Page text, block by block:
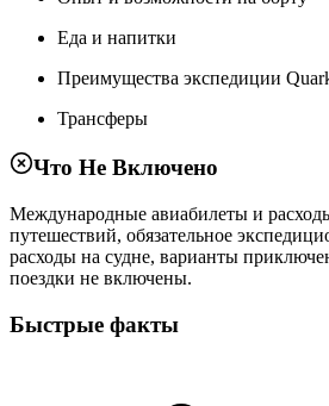
Еда и напитки
Преимущества экспедиции
Трансферы
Что Не Включено
Международные авиабилеты и
путешествий, обязательное
расходы на судне, варианты
поездки не включены.
Быстрые факты